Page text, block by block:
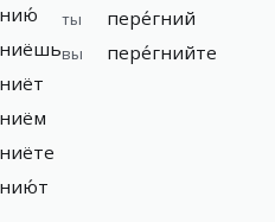
ты
пере́гний
вы пере́гнийте